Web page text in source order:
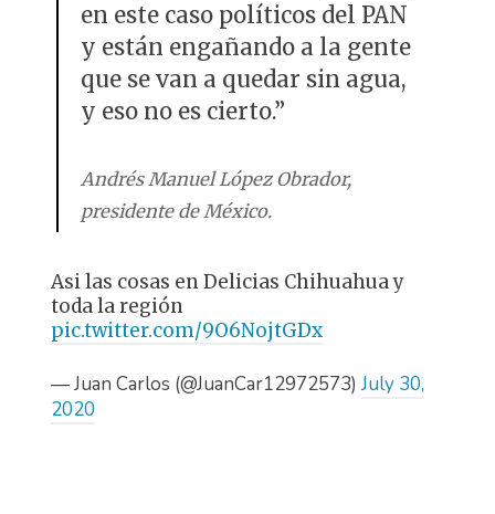
en este caso políticos del PAN
y están engañando a la gente
que se van a quedar sin agua,
y eso no es cierto.”
Andrés Manuel López Obrador,
presidente de México.
Asi las cosas en Delicias Chihuahua y
toda la región
pic.twitter.com/9O6NojtGDx
— Juan Carlos (@JuanCar12972573) July 30,
2020